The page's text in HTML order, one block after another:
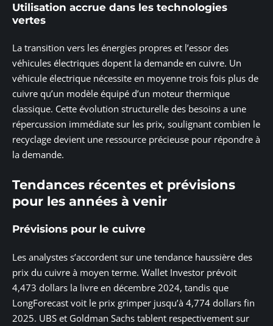
Utilisation accrue dans les technologies
vertes
La transition vers les énergies propres et l’essor des
véhicules électriques dopent la demande en cuivre. Un
véhicule électrique nécessite en moyenne trois fois plus de
cuivre qu’un modèle équipé d’un moteur thermique
classique. Cette évolution structurelle des besoins a une
répercussion immédiate sur les prix, soulignant combien le
recyclage devient une ressource précieuse pour répondre à
la demande.
Tendances récentes et prévisions
pour les années à venir
Prévisions pour le cuivre
Les analystes s’accordent sur une tendance haussière des
prix du cuivre à moyen terme. Wallet Investor prévoit
4,473 dollars la livre en décembre 2024, tandis que
LongForecast voit le prix grimper jusqu’à 4,774 dollars fin
2025. UBS et Goldman Sachs tablent respectivement sur